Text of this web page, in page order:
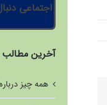
اجتماعی
آخرین
همه چیز